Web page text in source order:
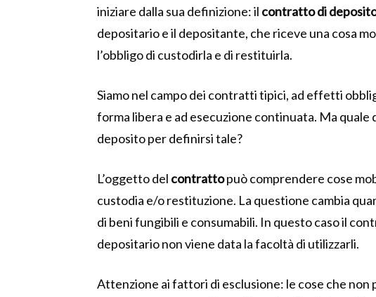
iniziare dalla sua definizione: il contratto di
depositario e il depositante, che riceve una cosa
l’obbligo di custodirla e di restituirla.
Siamo nel campo dei contratti tipici, ad effetti
forma libera e ad esecuzione continuata. Ma
deposito per definirsi tale?
L’oggetto del contrattopuò comprendere cose
custodia e/o restituzione. La questione cambia
di beni fungibili e consumabili. In questo caso il
depositario non viene data la facoltà di utilizzarli.
Attenzione ai fattori di esclusione: le cose che non